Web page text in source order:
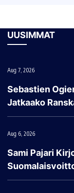
UUSIMMAT
Aug 7, 2026
Sebastien
Jatkaako
Aug 6, 2026
Sami Pajari